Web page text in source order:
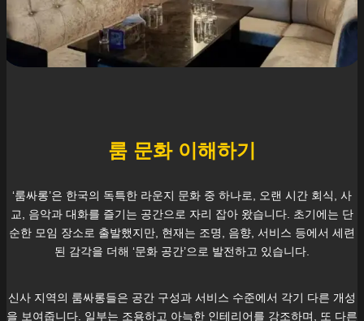
룸 문화 이해하기
‘룸싸롱’은 한국의 독특한 라운지 문화 중 하나로, 오랜 시간 회식, 사
교, 음악과 대화를 즐기는 공간으로 자리 잡아 왔습니다. 초기에는 단
순한 모임 장소로 출발했지만, 현재는 조명, 음향, 서비스 등에서 세련
된 감각을 더해 ‘문화 공간’으로 발전하고 있습니다.
신사 지역의 룸싸롱들은 공간 구성과 서비스 수준에서 각기 다른 개성
을 보여줍니다. 일부는 조용하고 아늑한 인테리어를 강조하며, 또 다른